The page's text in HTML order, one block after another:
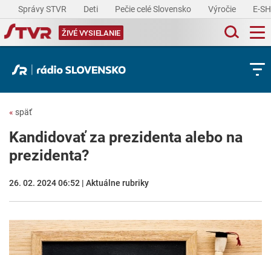
Správy STVR Deti Pečie celé Slovensko Výročie E-
ŽIVÉ VYSIELANIE
« späť
Kandidovať za prezidenta alebo na
prezidenta?
26. 02. 2024 06:52 | Aktuálne rubriky